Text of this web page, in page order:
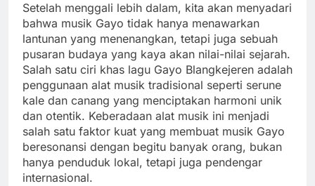
Setelah menggali lebih dalam, kita akan menyadari
bahwa musik Gayo tidak hanya menawarkan
lantunan yang menenangkan, tetapi juga sebuah
pusaran budaya yang kaya akan nilai-nilai sejarah.
Salah satu ciri khas lagu Gayo Blangkejeren adalah
penggunaan alat musik tradisional seperti serune
kale dan canang yang menciptakan harmoni unik
dan otentik. Keberadaan alat musik ini menjadi
salah satu faktor kuat yang membuat musik Gayo
beresonansi dengan begitu banyak orang, bukan
hanya penduduk lokal, tetapi juga pendengar
internasional.